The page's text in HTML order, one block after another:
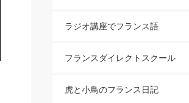
ラジオ講座でフランス語
フランスダイレクトスクール
虎と小鳥のフランス日記